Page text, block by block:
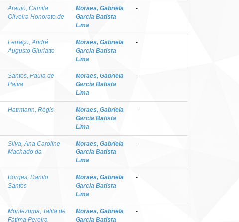
Araujo, Camila
Oliveira Honorato de
Moraes, Gabriela
Garcia Batista
Lima
-
Ferraço, André
Augusto Giuriatto
Moraes, Gabriela
Garcia Batista
Lima
-
Santos, Paula de
Paiva
Moraes, Gabriela
Garcia Batista
Lima
-
Hatrmann, Régis
Moraes, Gabriela
Garcia Batista
Lima
-
Silva, Ana Caroline
Machado da
Moraes, Gabriela
Garcia Batista
Lima
-
Borges, Danilo
Santos
Moraes, Gabriela
Garcia Batista
Lima
-
Montezuma, Talita de
Fátima Pereira
Moraes, Gabriela
Garcia Batista
-